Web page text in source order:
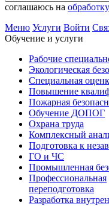
соглашаюсь на
Меню Услуги Войти
Обучение и услуги
Рабочие
Экологическая
Специальная
Повышение
Пожарная
Обучение ДОПОГ
Охрана труда
Комплексный
Подготовка к
ГО и ЧС
Промышленная
Профессиональная
переподготовка
Разработка